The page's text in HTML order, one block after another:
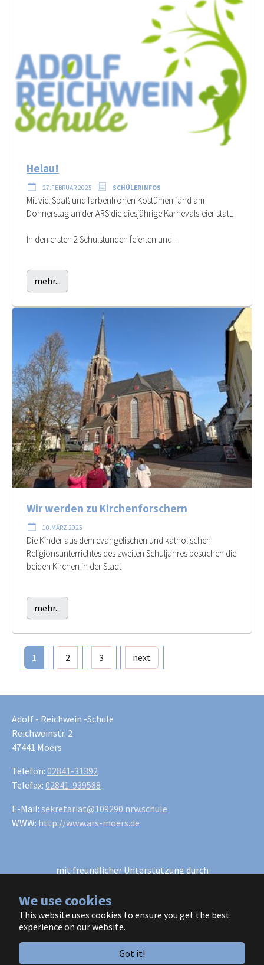
We use cookies
This website uses cookies to ensure you get the best
experience on our website.
Got it!
Helau!
27.FEBRUAR 2025 SCHÜLERINFOS
Mit viel Spaß und farbenfrohen Kostümen fand am
Donnerstag an der ARS die diesjährige Karnevalsfeier statt.
In den ersten 2 Schulstunden feierten und…
mehr...
Wir werden zu Kirchenforschern
10.MÄRZ 2025
Die Kinder aus dem evangelischen und katholischen
Religionsunterrichtes des zweiten Schuljahres besuchen die
beiden Kirchen in der Stadt
mehr...
1 2 3 next
Adolf - Reichwein -Schule
Reichweinstr. 2
47441 Moers
Telefon: 02841-31392
Telefax: 02841-939588
E-Mail: sekretariat@109290.nrw.schule
WWW: http://www.ars-moers.de
mit freundlicher Unterstützung durch
h2m Werbeagentur GmbH
Impressum
Datenschutz